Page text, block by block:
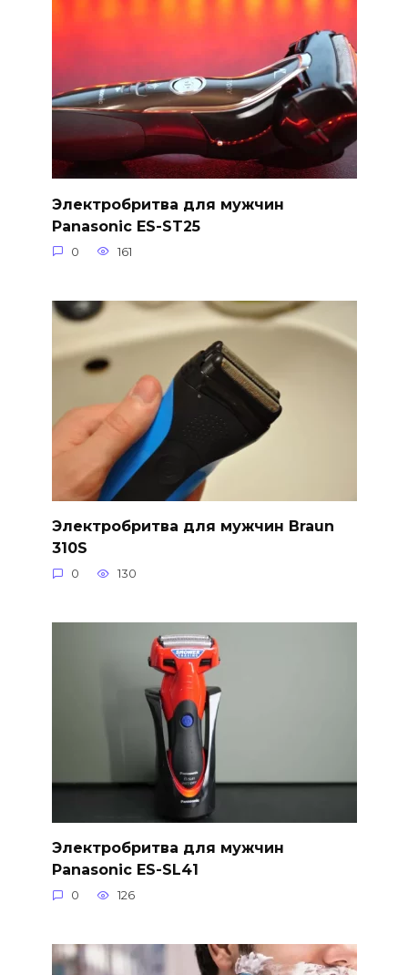
Электробритва для мужчин
Panasonic ES-ST25
0 161
Электробритва для мужчин Braun
310S
0 130
Электробритва для мужчин
Panasonic ES-SL41
0 126